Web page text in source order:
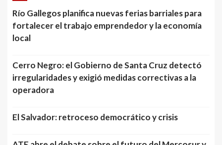
Río Gallegos planifica nuevas ferias barriales para
fortalecer el trabajo emprendedor y la economía
local
Cerro Negro: el Gobierno de Santa Cruz detectó
irregularidades y exigió medidas correctivas a la
operadora
El Salvador: retroceso democrático y crisis